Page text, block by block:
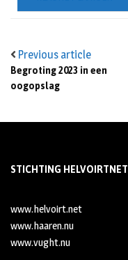
Previous article
Begroting 2023 in een
oogopslag
STICHTING HELVOIRTNET
www.helvoirt.net
www.haaren.nu
www.vught.nu